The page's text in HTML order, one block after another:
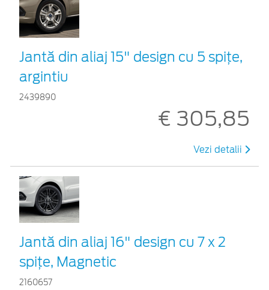
Jantă din aliaj 15" design cu 5 spiţe,
argintiu
2439890
€ 305,85
Vezi detalii
Jantă din aliaj 16" design cu 7 x 2
spițe, Magnetic
2160657